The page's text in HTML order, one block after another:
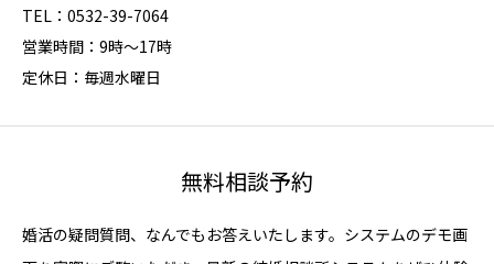
TEL：0532-39-7064
営業時間：9時～17時
定休日：毎週水曜日
無料相談予約
婚活の疑問質問、なんでもお答えいたします。システムのデモ画